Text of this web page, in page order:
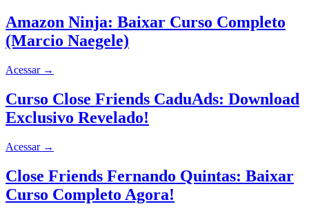
Amazon Ninja: Baixar Curso Completo
(Marcio Naegele)
Acessar →
Curso Close Friends CaduAds: Download
Exclusivo Revelado!
Acessar →
Close Friends Fernando Quintas: Baixar
Curso Completo Agora!